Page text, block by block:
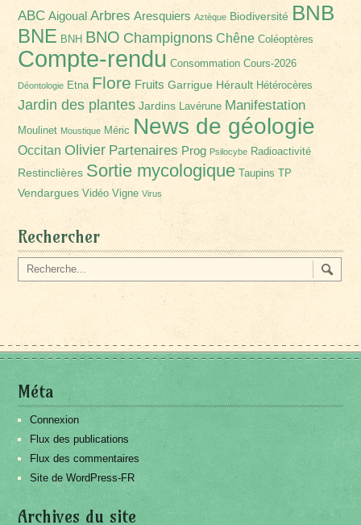
ABC Aigoual Arbres Aresquiers Aztèque Biodiversité BNB
BNE BNH BNO Champignons Chêne Coléoptères
Compte-rendu Consommation Cours-2026
Déontologie Etna Flore Fruits Garrigue Hérault Hétérocères
Jardin des plantes Jardins Lavérune Manifestation
Moulinet Moustique Méric News de géologie
Occitan Olivier Partenaires Prog Psilocybe Radioactivité
Restinclières Sortie mycologique Taupins TP
Vendargues Vidéo Vigne Virus
Rechercher
Méta
Connexion
Flux des publications
Flux des commentaires
Site de WordPress-FR
Archives du site